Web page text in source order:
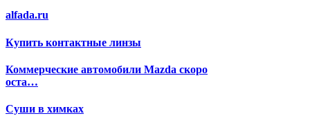
alfada.ru
Купить контактные линзы
Коммерческие автомобили Mazda скоро
оста…
Суши в химках